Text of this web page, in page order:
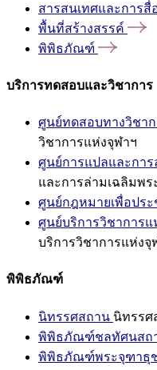
สารสนเทศและการสื่
พื้นที่สร้างสรรค์
พิพิธภัณฑ์
บริการทดสอบและวิชาการ
ศูนย์ทดสอบทางวิชา
วิชาการแห่งจุฬาฯ
ศูนย์การแปลและการ
และการล่ามเฉลิมพร
ศูนย์กฎหมายเพื่อปร
ศูนย์บริการวิชาการ
บริการวิชาการแห่ง
พิพิธภัณฑ์
นิทรรศสถาน นิทรรศ
พิพิธภัณฑ์ชลทัศนสถ
พิพิธภัณฑ์พระจุฑาธุ